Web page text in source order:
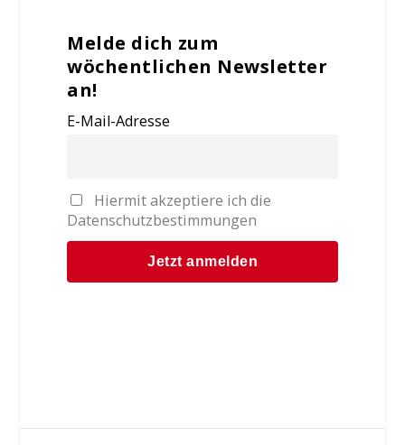
Melde dich zum
wöchentlichen Newsletter
an!
E-Mail-Adresse
Hiermit akzeptiere ich die
Datenschutzbestimmungen